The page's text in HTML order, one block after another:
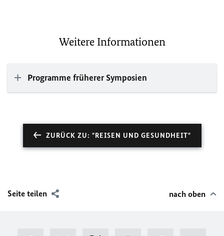
Weitere Informationen
Programme früherer Symposien
ZURÜCK ZU: "REISEN UND GESUNDHEIT"
Seite teilen nach oben